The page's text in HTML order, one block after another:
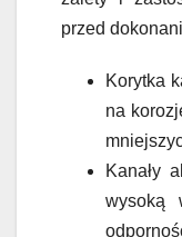
przed
Korytka
na
Kanały
wysoką